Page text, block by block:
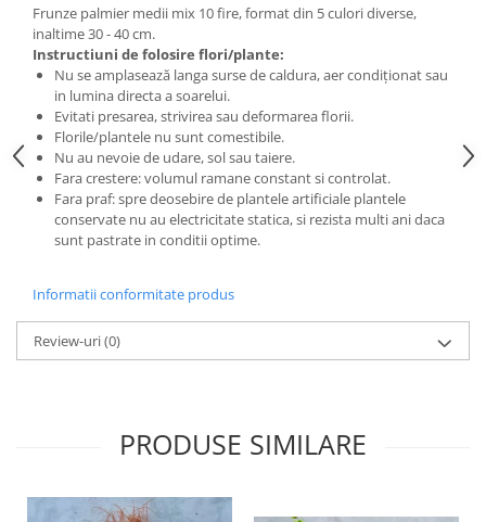
Frunze palmier medii mix 10 fire, format din 5 culori diverse,
inaltime 30 - 40 cm.
Instructiuni de folosire flori/plante:
Nu se amplasează langa surse de caldura, aer condiționat sau
in lumina directa a soarelui.
Evitati presarea, strivirea sau deformarea florii.
Florile/plantele nu sunt comestibile.
Nu au nevoie de udare, sol sau taiere.
Fara crestere: volumul ramane constant si controlat.
Fara praf: spre deosebire de plantele artificiale plantele
conservate nu au electricitate statica, si rezista multi ani daca
sunt pastrate in conditii optime.
Informatii conformitate produs
Review-uri(0)
PRODUSE SIMILARE